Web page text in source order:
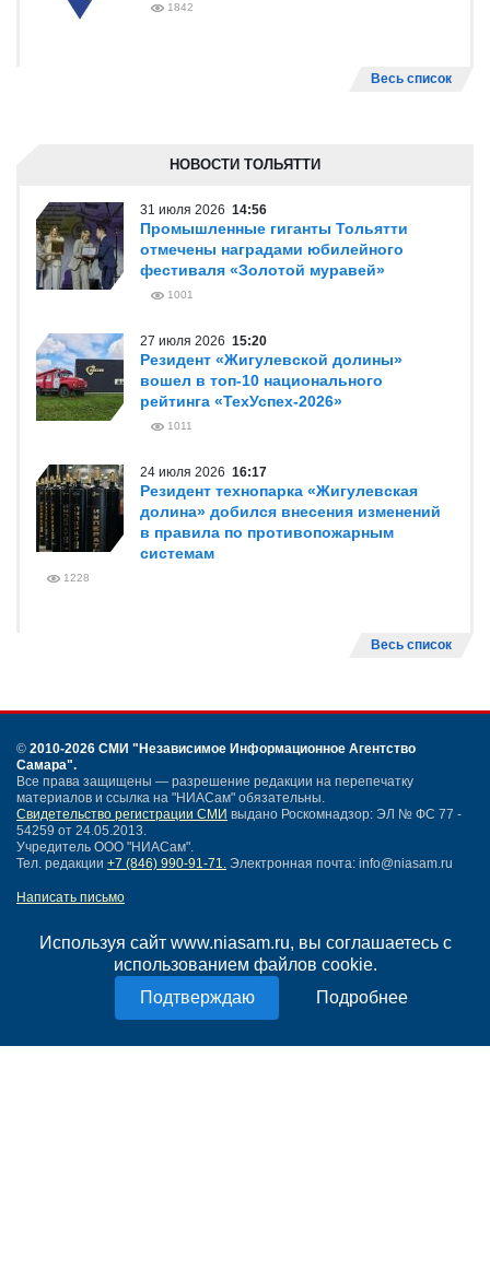
Используя сайт www.niasam.ru, вы соглашаетесь с
использованием файлов cookie.
Подробнее
1842
Весь список
НОВОСТИ ТОЛЬЯТТИ
31 июля 2026 14:56
Промышленные гиганты Тольятти
отмечены наградами юбилейного
фестиваля «Золотой муравей»
1001
27 июля 2026 15:20
Резидент «Жигулевской долины»
вошел в топ-10 национального
рейтинга «ТехУспех-2026»
1011
24 июля 2026 16:17
Резидент технопарка «Жигулевская
долина» добился внесения изменений
в правила по противопожарным
системам
1228
Весь список
© 2010-2026 СМИ "Независимое Информационное Агентство
Самара".
Все права защищены — разрешение редакции на перепечатку
материалов и ссылка на "НИАСам" обязательны.
Свидетельство регистрации СМИ выдано Роскомнадзор: ЭЛ № ФС 77 -
54259 от 24.05.2013.
Учредитель ООО "НИАСам".
Тел. редакции +7 (846) 990-91-71. Электронная почта: info@niasam.ru
Написать письмо
Нашли ошибку?
Политика конфиденциальности